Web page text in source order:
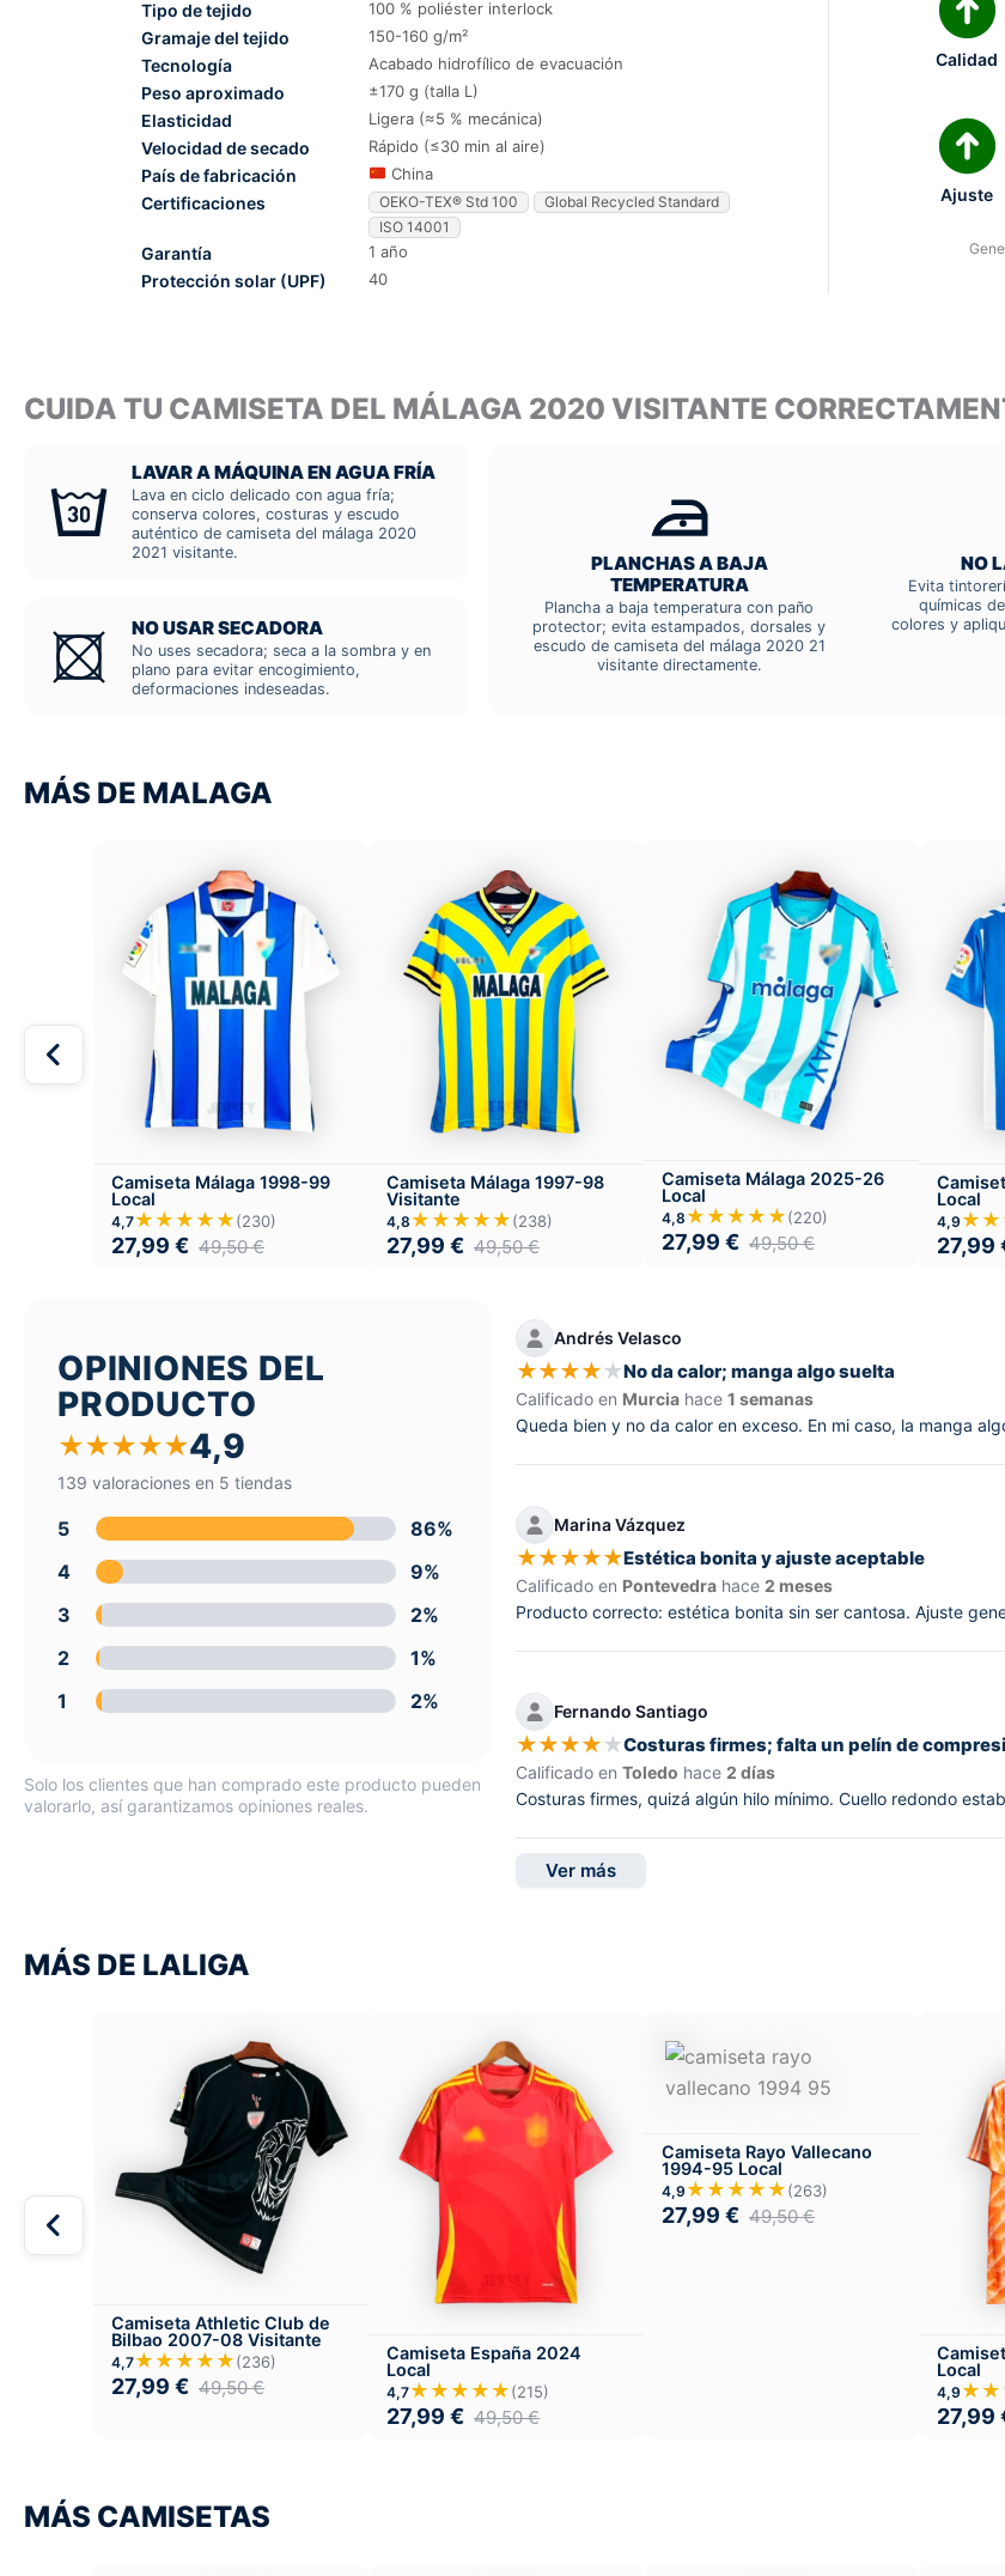
Tipo de tejido 100 % poliéster interlock
Gramaje del tejido 150-160 g/m²
Tecnología Acabado hidrofílico de evacuación
Peso aproximado ±170 g (talla L)
Elasticidad Ligera (≈5 % mecánica)
Velocidad de secado Rápido (≤30 min al aire)
País de fabricación China
Certificaciones OEKO-TEX® Std 100
Global Recycled Standard
ISO 14001
Garantía 1 año
Protección solar (UPF) 40
Calidad
Ajuste
CUIDA TU CAMISETA DEL MÁLAGA 2020 VISITANTE
LAVAR A MÁQUINA EN AGUA FRÍA
Lava en ciclo delicado con agua fría;
conserva colores, costuras y escudo
auténtico de camiseta del málaga 2020
2021 visitante.
NO USAR SECADORA
No uses secadora; seca a la sombra y en
plano para evitar encogimiento,
deformaciones indeseadas.
PLANCHAS A BAJA
TEMPERATURA
Plancha a baja temperatura con paño
protector; evita estampados, dorsales y
escudo de camiseta del málaga 2020 21
visitante directamente.
NO
Evita
químicas
colores y
MÁS DE MALAGA
Camiseta Málaga 1998-99
Local
4,7★★★★★(230)
27,99 € 49,50€
Camiseta Málaga 1997-98
Visitante
4,8 ★★★★★(238)
27,99 € 49,50€
Camiseta Málaga 2025-26
Local
4,8 ★★★★★(220)
27,99 € 49,50€
Local
4,9
27,99
OPINIONES DEL
PRODUCTO
★★★★★4,9
139 valoraciones en 5 tiendas
5
86%
4
9%
3
2%
2
1%
1
2%
Solo los clientes que han comprado este producto pueden
valorarlo, así garantizamos opiniones reales.
Andrés Velasco
★★★★★No da calor; manga algo suelta
Calificado en Murcia hace1 semanas
Queda bien y no da calor en exceso. En mi caso, la manga
Marina Vázquez
★★★★★Estética bonita y ajuste aceptable
Calificado en Pontevedra hace2 meses
Producto correcto: estética bonita sin ser cantosa. Ajuste
Fernando Santiago
★★★★★Costuras firmes; falta un pelín de
Calificado enToledo hace2 días
Costuras firmes, quizá algún hilo mínimo. Cuello redondo
Ver más
MÁS DE LALIGA
Camiseta Athletic Club de
Bilbao 2007-08 Visitante
4,7★★★★★(236)
27,99 € 49,50€
Camiseta España 2024
Local
4,7★★★★★(215)
27,99 € 49,50€
Camiseta Rayo Vallecano
1994-95 Local
4,9 ★★★★★(263)
27,99 € 49,50€
Local
4,9
27,99
MÁS CAMISETAS